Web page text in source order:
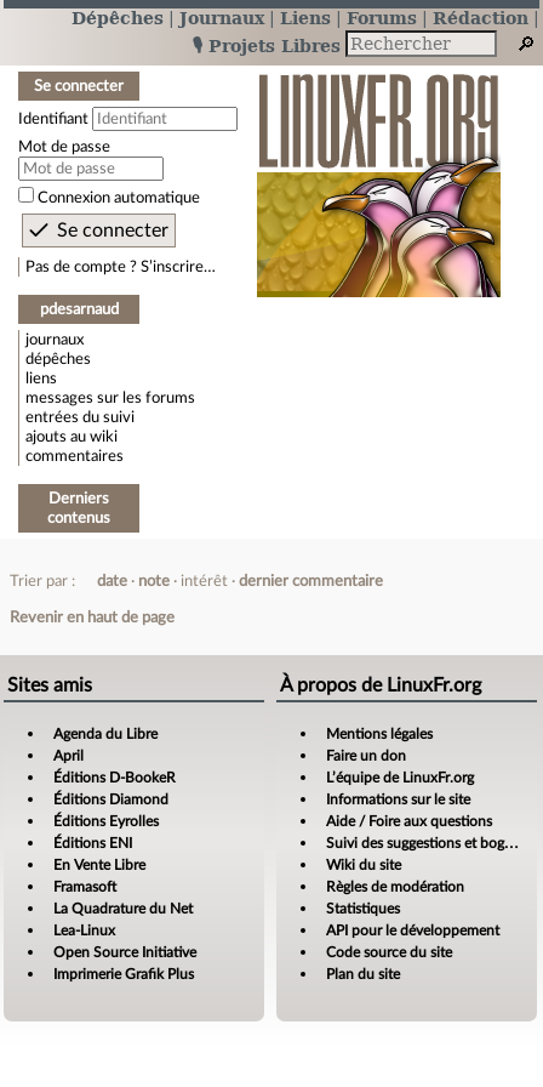
Dépêches Journaux Liens Forums
Rédaction
🎙️ Projets Libres
Se connecter
Identifiant
Mot de passe
Connexion automatique
Pas de compte ? S’inscrire…
pdesarnaud
journaux
dépêches
liens
messages sur les forums
entrées du suivi
ajouts au wiki
commentaires
Derniers
contenus
Trier par : date note intérêt dernier commentaire
Revenir en haut de page
Sites amis
Agenda du Libre
April
Éditions D-BookeR
Éditions Diamond
Éditions Eyrolles
Éditions ENI
En Vente Libre
Framasoft
La Quadrature du Net
Lea-Linux
Open Source Initiative
Imprimerie Grafik Plus
À propos de LinuxFr.org
Mentions légales
Faire un don
L’équipe de LinuxFr.org
Informations sur le site
Aide / Foire aux questions
Suivi des suggestions et bogues
Wiki du site
Règles de modération
Statistiques
API pour le développement
Code source du site
Plan du site